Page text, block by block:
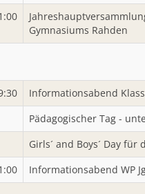
Gymnasiums Rahden
Informationsabend
Pädagogischer Tag -
Girls´ and Boys´ Day für
Informationsabend WP